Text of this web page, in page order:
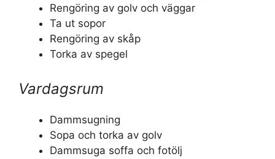
Rengöring av golv och väggar
Ta ut sopor
Rengöring av skåp
Torka av spegel
Vardagsrum
Dammsugning
Sopa och torka av golv
Dammsuga soffa och fotölj